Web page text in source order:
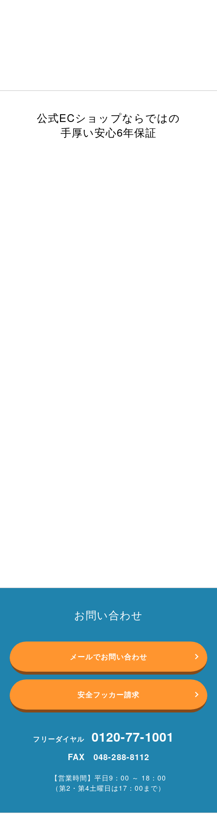
公式ECショップならではの
手厚い安心6年保証
お問い合わせ
メールでお問い合わせ
安全フッカー請求
フリーダイヤル 0120-77-1001
FAX 048-288-8112
【営業時間】平日9：00 ～ 18：00
（第2・第4土曜日は17：00まで）